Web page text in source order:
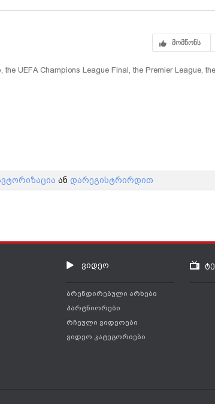
მომწონს
UEFA Champions League Final, the Premier League, the
ან დარეგისტრირდით
ვიდეო
ბრენდირებული არხები
პარტნიორები
რჩეული ვიდეოები
ვიდეო კატეგორიები